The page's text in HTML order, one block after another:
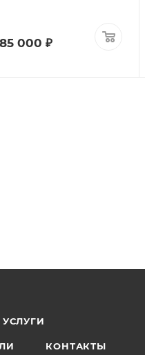
000 ₽
УСЛУГИ
КОНТАКТЫ